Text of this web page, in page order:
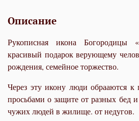
Описание
Рукописная икона Богородицы
красивый подарок верующему
рождения, семейное торжество.
Через эту икону люди обрааются к
просьбами о защите от разных бед
чужих людей в жилище. от недугов.